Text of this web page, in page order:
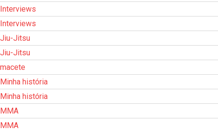
Interviews
Interviews
Jiu-Jitsu
Jiu-Jitsu
macete
Minha história
Minha história
MMA
MMA